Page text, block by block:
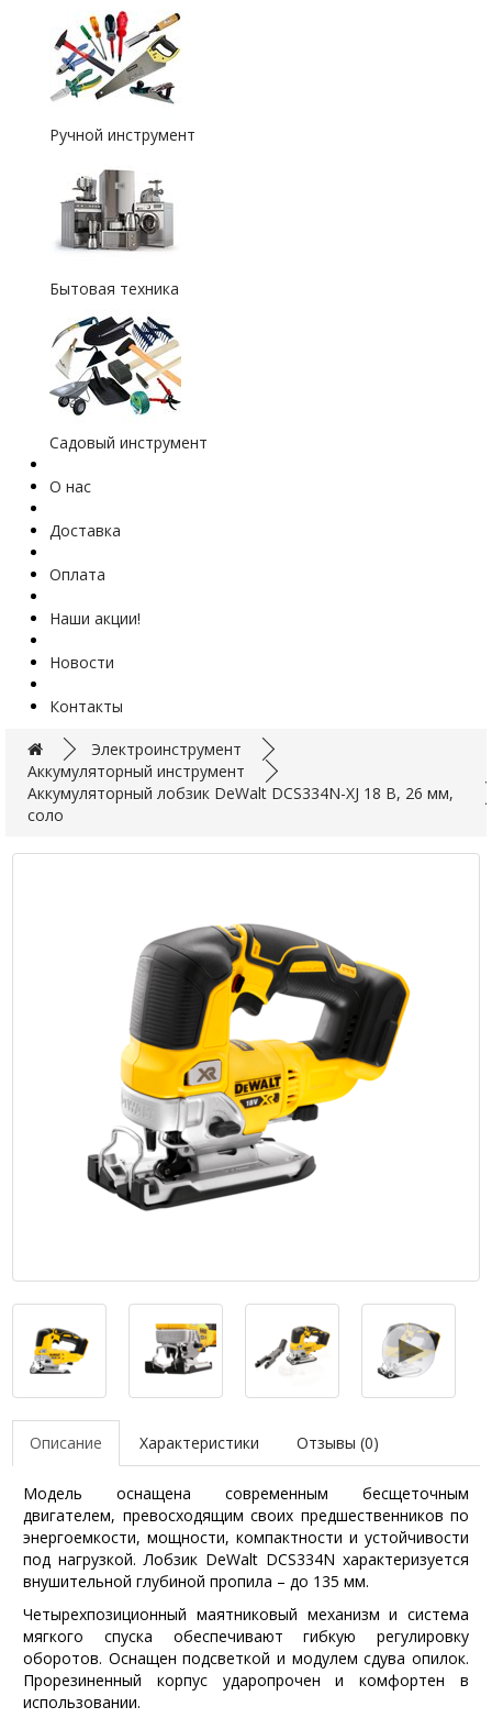
Ручной инструмент
Бытовая техника
Садовый инструмент
О нас
Доставка
Оплата
Наши акции!
Новости
Контакты
Электроинструмент
Аккумуляторный инструмент
Аккумуляторный лобзик DeWalt DCS334N-XJ 18 В, 26 мм,
соло
Описание Характеристики Отзывы (0)
Модель оснащена современным бесщеточным
двигателем, превосходящим своих предшественников по
энергоемкости, мощности, компактности и устойчивости
под нагрузкой. Лобзик DeWalt DCS334N характеризуется
внушительной глубиной пропила – до 135 мм.
Четырехпозиционный маятниковый механизм и система
мягкого спуска обеспечивают гибкую регулировку
оборотов. Оснащен подсветкой и модулем сдува опилок.
Прорезиненный корпус ударопрочен и комфортен в
использовании.